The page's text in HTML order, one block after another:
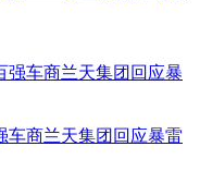
车商兰天集团回应暴雷